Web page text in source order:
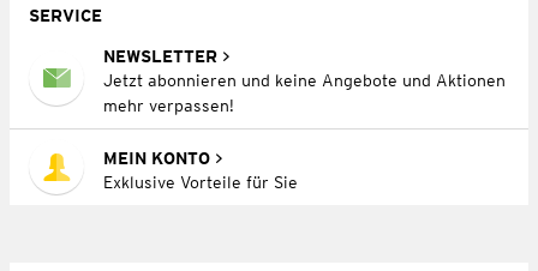
SERVICE
NEWSLETTER
Jetzt abonnieren und keine Angebote und Aktionen
mehr verpassen!
MEIN KONTO
Exklusive Vorteile für Sie